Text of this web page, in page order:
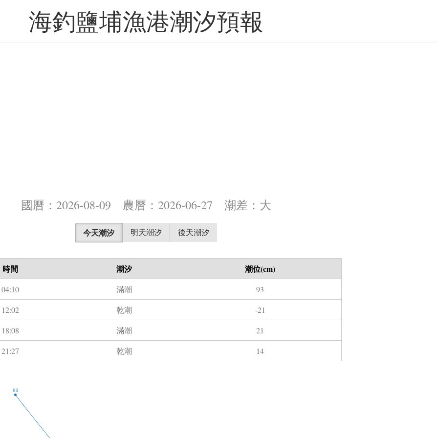
海釣鹽埔漁港潮汐預報
國曆：2026-08-09 農曆：2026-06-27 潮差：大
今天潮汐 明天潮汐 後天潮汐
時間 潮汐 潮位(cm)
04:10 滿潮
93
12:02
乾潮
-21
18:08
滿潮
21
21:27
乾潮 14
93